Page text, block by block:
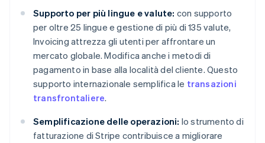
Supporto per più lingue e valute: con supporto
per oltre 25 lingue e gestione di più di 135 valute,
Invoicing attrezza gli utenti per affrontare un
mercato globale. Modifica anche i metodi di
pagamento in base alla località del cliente. Questo
supporto internazionale semplifica le transazioni
transfrontaliere.
Semplificazione delle operazioni: lo strumento di
fatturazione di Stripe contribuisce a migliorare